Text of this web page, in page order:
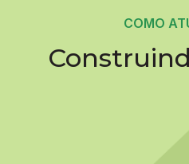
COMO